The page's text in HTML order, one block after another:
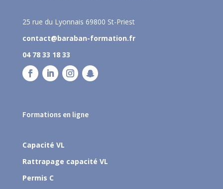
25 rue du Lyonnais 69800 St-Priest
contact@baraban-formation.fr
04 78 33 18 33
Formations en ligne
Capacité VL
Rattrapage capacité VL
Permis C